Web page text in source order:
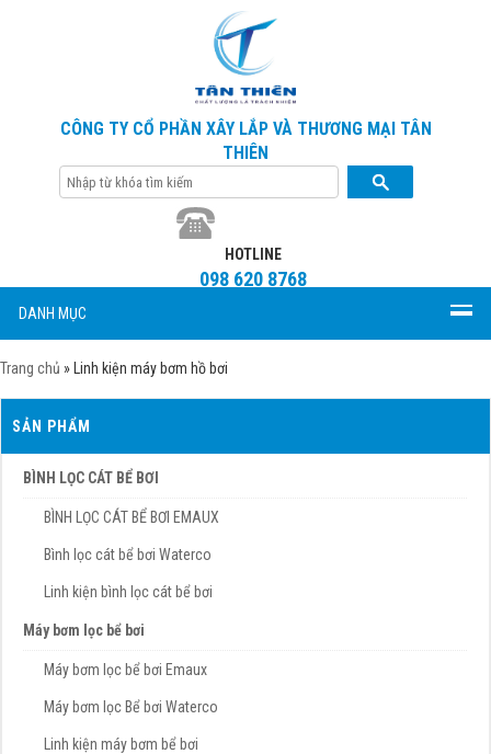
CÔNG TY CỔ PHẦN XÂY LẮP VÀ THƯƠNG MẠI TÂN
THIÊN
HOTLINE
098 620 8768
DANH MỤC
Trang chủ » Linh kiện máy bơm hồ bơi
SẢN PHẨM
BÌNH LỌC CÁT BỂ BƠI
BÌNH LỌC CÁT BỂ BƠI EMAUX
Bình lọc cát bể bơi Waterco
Linh kiện bình lọc cát bể bơi
Máy bơm lọc bể bơi
Máy bơm lọc bể bơi Emaux
Máy bơm lọc Bể bơi Waterco
Linh kiện máy bơm bể bơi